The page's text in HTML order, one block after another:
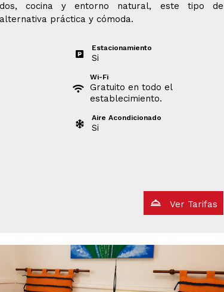
cocina y entorno natural, este tipo de
práctica y cómoda.
Estacionamiento
Si
Wi-Fi
Gratuito en todo el
establecimiento.
Aire Acondicionado
Si
Ver Tarifas